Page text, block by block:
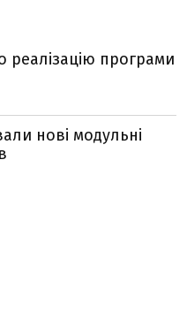
програми
нові модульні